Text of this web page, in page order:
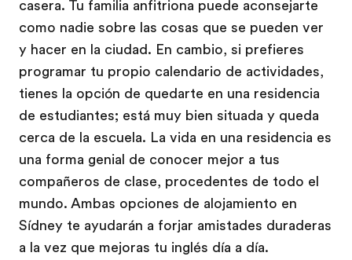
casera. Tu familia anfitriona puede aconsejarte
como nadie sobre las cosas que se pueden ver
y hacer en la ciudad. En cambio, si prefieres
programar tu propio calendario de actividades,
tienes la opción de quedarte en una residencia
de estudiantes; está muy bien situada y queda
cerca de la escuela. La vida en una residencia es
una forma genial de conocer mejor a tus
compañeros de clase, procedentes de todo el
mundo. Ambas opciones de alojamiento en
Sídney te ayudarán a forjar amistades duraderas
a la vez que mejoras tu inglés día a día.